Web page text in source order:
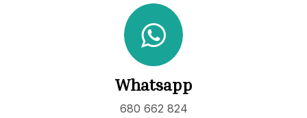
Whatsapp
680 662 824